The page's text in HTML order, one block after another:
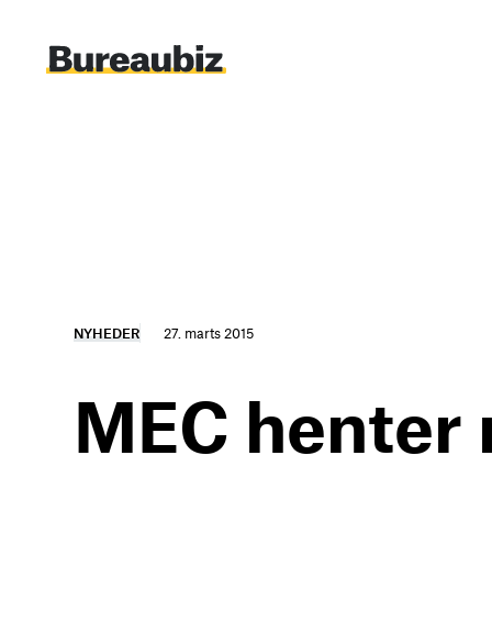
indhold
NYHEDER 27. marts 2015
MEC